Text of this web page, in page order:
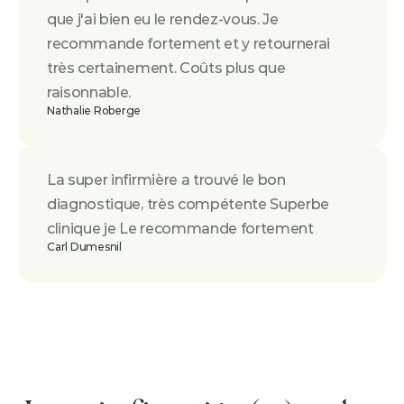
La super infirmière a trouvé le bon
diagnostique, très compétente Superbe
clinique je Le recommande fortement
Carl Dumesnil
que j'ai bien eu le rendez-vous. Je
recommande fortement et y retournerai
très certainement. Coûts plus que
raisonnable.
Nathalie Roberge